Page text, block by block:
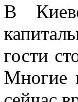
В
гости
Многие